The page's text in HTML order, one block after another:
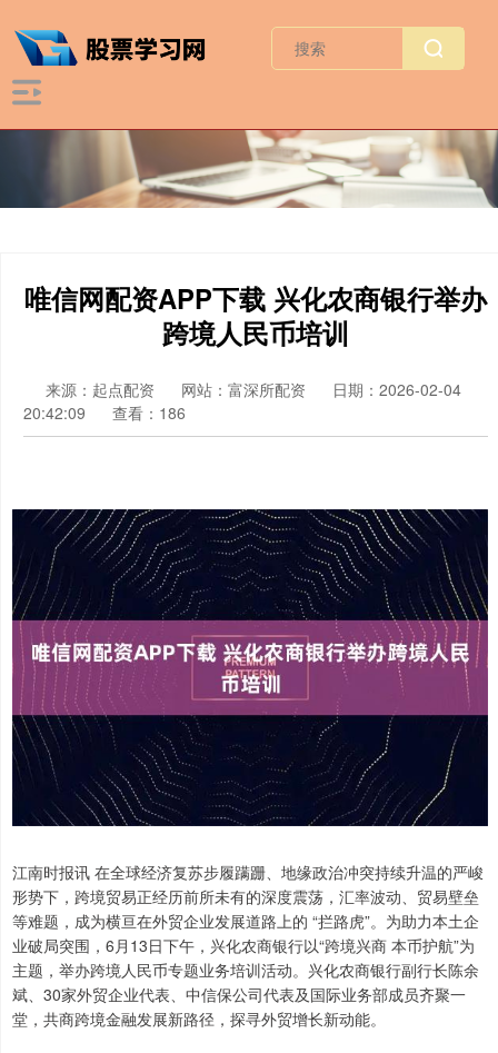
唯信网配资APP下载 兴化农商银行举办
跨境人民币培训
来源：起点配资 网站：富深所配资
日期：2026-02-04
20:42:09
查看：186
江南时报讯 在全球经济复苏步履蹒跚、地缘政治冲突持续升温的严峻
形势下，跨境贸易正经历前所未有的深度震荡，汇率波动、贸易壁垒
等难题，成为横亘在外贸企业发展道路上的 “拦路虎”。为助力本土企
业破局突围，6月13日下午，兴化农商银行以“跨境兴商 本币护航”为
主题，举办跨境人民币专题业务培训活动。兴化农商银行副行长陈余
斌、30家外贸企业代表、中信保公司代表及国际业务部成员齐聚一
堂，共商跨境金融发展新路径，探寻外贸增长新动能。